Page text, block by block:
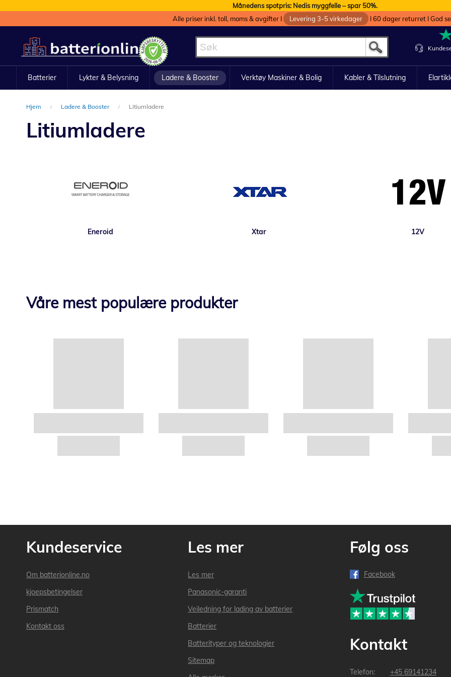
Månedens spotpris: Nedis myggfelle – spar 50%.
Alle priser inkl. toll, moms & avgifter I
Levering 3-5 virkedager I 60 dager returret I God
til
innhold
Batterier Lykter & Belysning Ladere & Booster Verktøy Maskiner & Bolig Kabler & Tilslutning
Hjem Ladere & Booster Litiumladere
Litiumladere
Eneroid Xtar 12V
Våre mest populære produkter
Kundeservice
Om batterionline.no
kjoepsbetingelser
Prismatch
Kontakt oss
Les mer
Les mer
Panasonic-garanti
Veiledning for lading av batterier
Batterier
Batterityper og teknologier
Sitemap
Følg oss
Facebook
Kontakt
+45 69141234